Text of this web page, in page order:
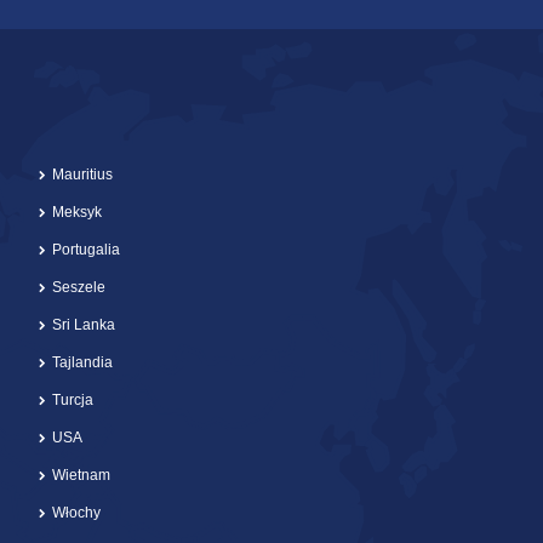
Mauritius
Meksyk
Portugalia
Seszele
Sri Lanka
Tajlandia
Turcja
USA
Wietnam
Włochy